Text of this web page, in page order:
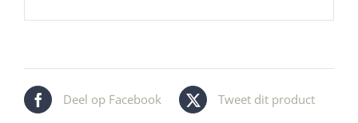
Deel op Facebook Tweet dit product